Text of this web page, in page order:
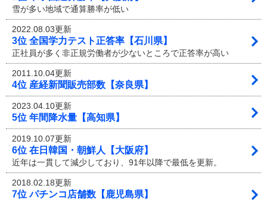
雪が多い地域で通算勝率が低い
2022.08.03更新
3位 全国学力テスト正答率【石川県】
正社員が多く非正規労働者が少ないところで正答率が高い
2011.10.04更新
4位 産経新聞販売部数【奈良県】
2023.04.10更新
5位 年間降水量【高知県】
2019.10.07更新
6位 在日韓国・朝鮮人【大阪府】
近年は一貫して減少しており、91年以降で最低を更新。
2018.02.18更新
7位 パチンコ店舗数【鹿児島県】